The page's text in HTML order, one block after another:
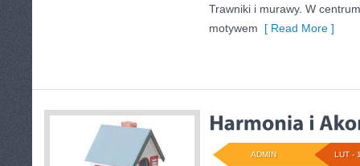
Trawniki i murawy. W
motywem [ Read More ]
LUT -
ADMIN